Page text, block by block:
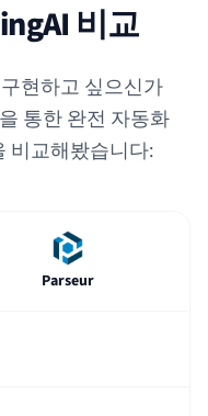
비교
현하고 싶으신가
통한 완전 자동화
비교해봤습니다:
Parseur